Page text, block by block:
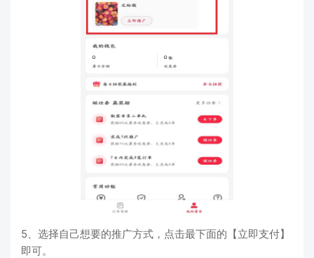
5、选择自己想要的推广方式，点击最下面的【立即支付】
即可。